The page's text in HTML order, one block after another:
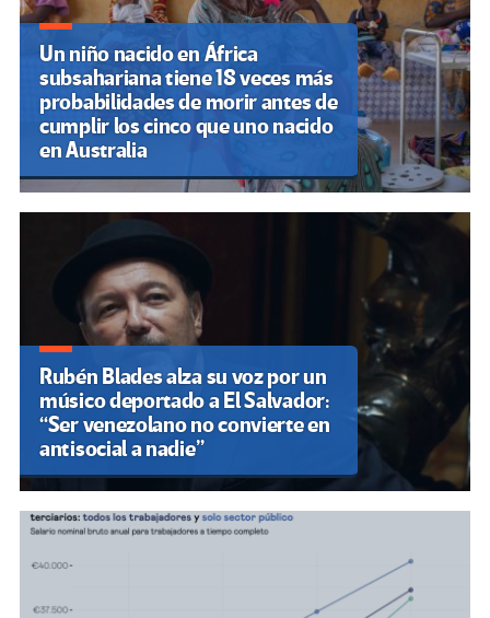
Un niño nacido en África
subsahariana tiene 18 veces más
probabilidades de morir antes de
cumplir los cinco que uno nacido
en Australia
Rubén Blades alza su voz por un
músico deportado a El Salvador:
“Ser venezolano no convierte en
antisocial a nadie”